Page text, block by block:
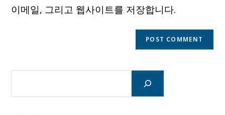
이메일, 그리고 웹사이트를 저장합니다.